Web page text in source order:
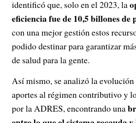
identificó que, solo en el 2023, la
eficiencia fue de 10,5 billones de
con una mejor gestión estos
podido destinar para garantizar
de salud para la gente.
Así mismo, se analizó la evolución
aportes al régimen contributivo y
por la ADRES, encontrando una